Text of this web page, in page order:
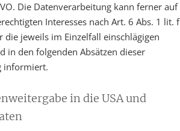
Die Datenverarbeitung kann ferner auf
Interesses nach Art. 6 Abs. 1 lit. f
die jeweils im Einzelfall einschlägigen
in den folgenden Absätzen dieser
informiert.
in die USA und